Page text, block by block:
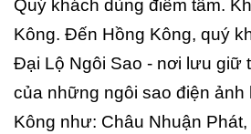
Quý khách dùng điểm tâm.
Kông. Đến Hồng Kông, quý
Đại Lộ Ngôi Sao - nơi lưu giữ
của những ngôi sao điện ảnh
Kông như: Châu Nhuận